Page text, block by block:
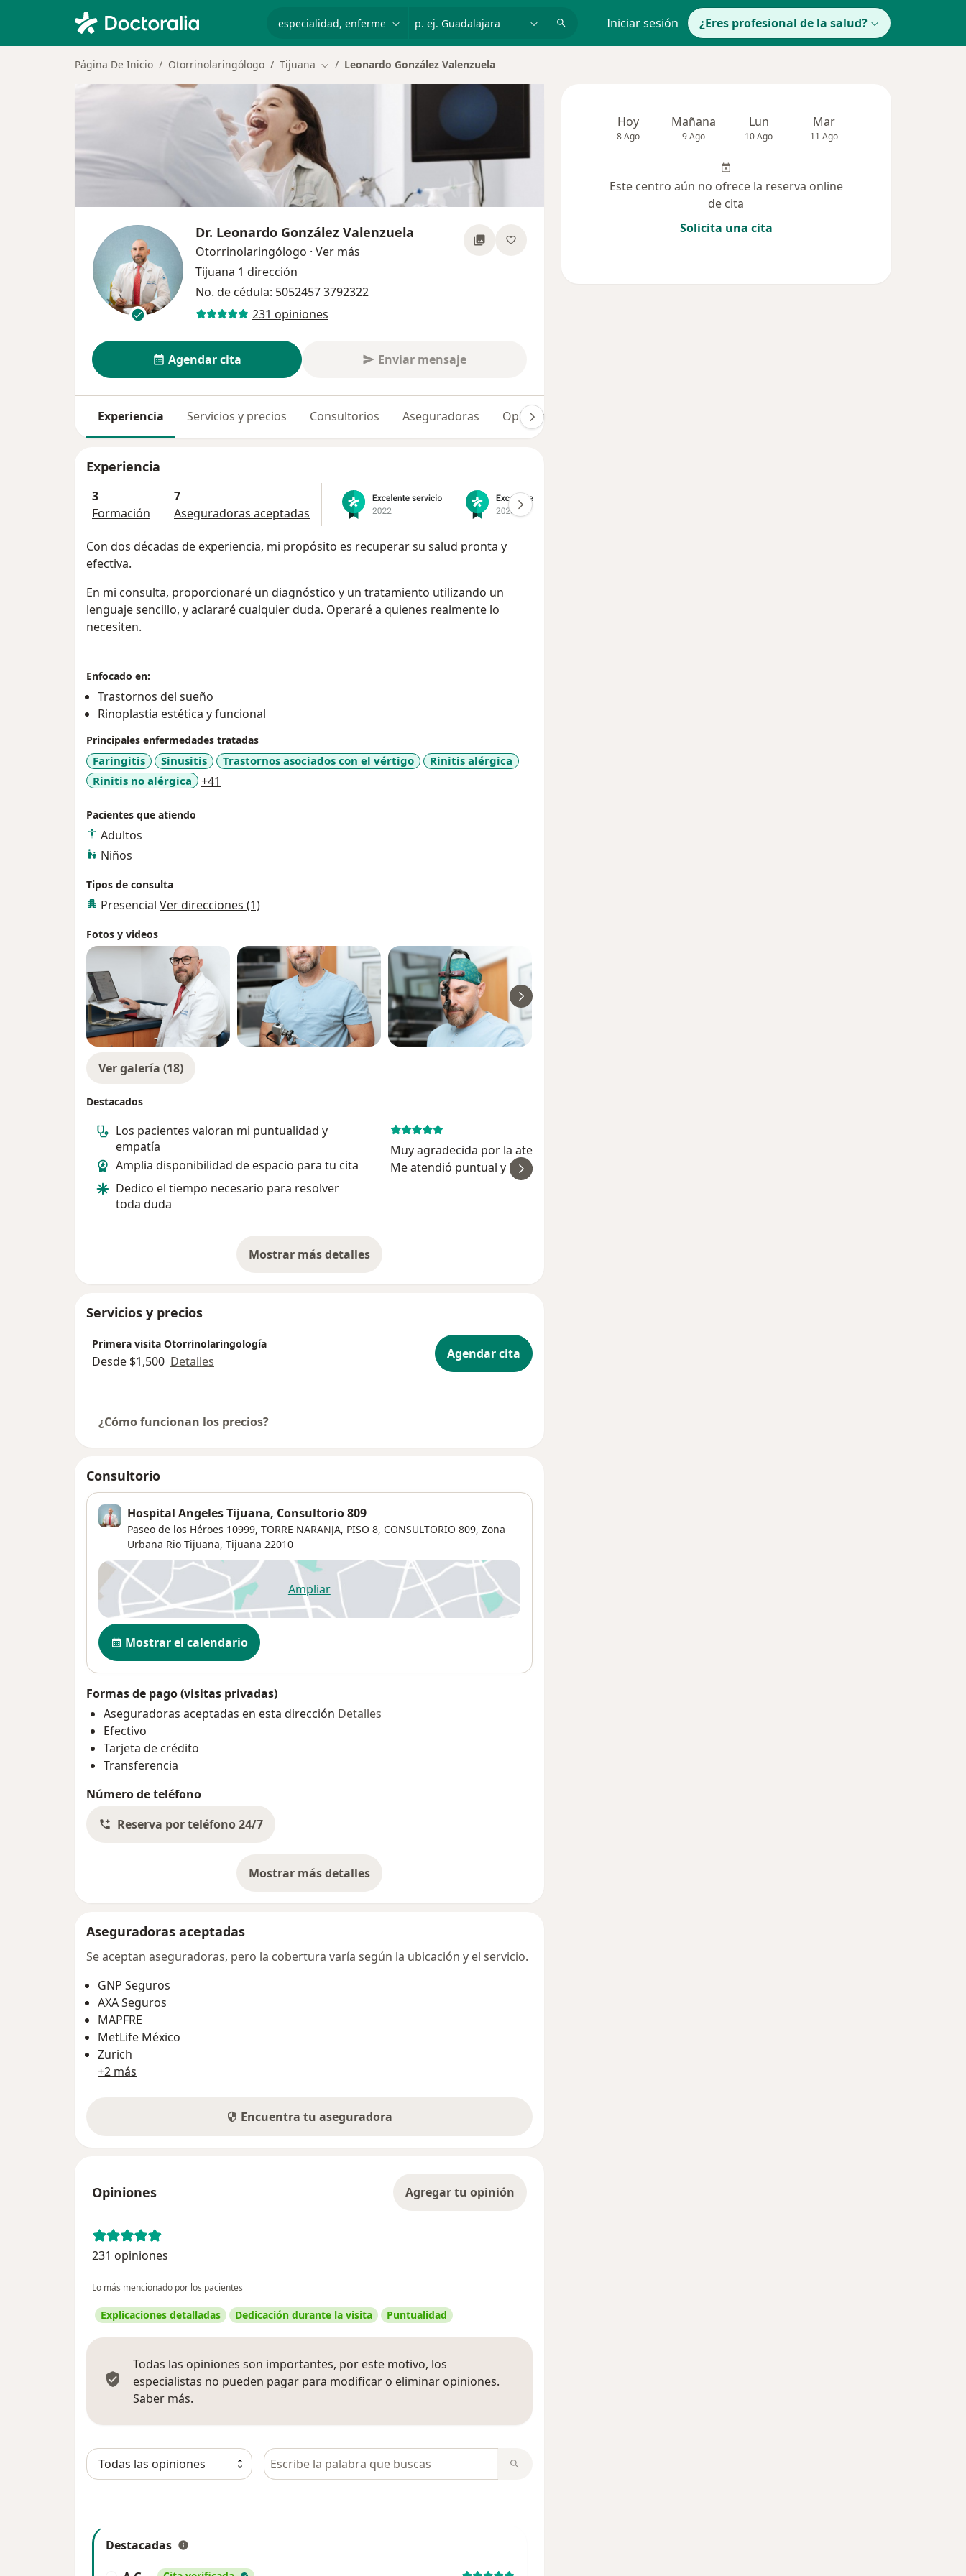
Iniciar sesión ¿Eres profesional de la salud?
Página De Inicio Otorrinolaringólogo Tijuana Cambiar de ciudad
Leonardo González Valenzuela
Dr. Leonardo González Valenzuela
Otorrinolaringólogo · Ver más sobre las especializaciones
Tijuana 1 dirección
No. de cédula: 5052457 3792322
231 opiniones
Agendar cita Enviar mensaje
Experiencia Servicios y precios Consultorios Aseguradoras Opiniones (231)
Experiencia
3
Formación
7
Aseguradoras aceptadas
Con dos décadas de experiencia, mi propósito es recuperar su salud pronta y
efectiva.
En mi consulta, proporcionaré un diagnóstico y un tratamiento utilizando un
lenguaje sencillo, y aclararé cualquier duda. Operaré a quienes realmente lo
necesiten.
Enfocado en:
Trastornos del sueño
Rinoplastia estética y funcional
Principales enfermedades tratadas
Faringitis Sinusitis Trastornos asociados con el vértigo
Rinitis alérgica
Rinitis no alérgica
+41
Pacientes que atiendo
Adultos
Niños
Tipos de consulta
Presencial Ver direcciones (1)
Fotos y videos
Ver galería (18)
Destacados
Los pacientes valoran mi puntualidad y
empatía
Amplia disponibilidad de espacio para tu cita
Dedico el tiempo necesario para resolver
toda duda
Muy agradecida por la atención y mi tratamiento.
Me atendió puntual y logre respirar sin problema
siguiendo el tratamiento que me dio el doctor.
Mostrar más detalles
sobre la experiencia
Servicios y precios
Primera visita Otorrinolaringología
Desde $1,500 Detalles Agendar cita
¿Cómo funcionan los precios?
Consultorio
Hospital Angeles Tijuana, Consultorio 809
Paseo de los Héroes 10999, TORRE NARANJA, PISO 8, CONSULTORIO 809, Zona
Urbana Rio Tijuana, Tijuana 22010
Ampliarse abre en una nueva pestaña
Disponibilidad
Mostrar el calendario
Formas de pago (visitas privadas)
Aseguradoras aceptadas en esta dirección Detalles
Efectivo
Tarjeta de crédito
Transferencia
Número de teléfono
Reserva por teléfono 24/7
Mostrar más detalles
sobre la dirección
Aseguradoras aceptadas
Se aceptan aseguradoras, pero la cobertura varía según la ubicación y el servicio.
GNP Seguros
AXA Seguros
MAPFRE
MetLife México
Zurich
+2 más
Encuentra tu aseguradora
Opiniones Agregar tu opinión
231 opiniones
Lo más mencionado por los pacientes
Explicaciones detalladas Dedicación durante la visita Puntualidad
Todas las opiniones son importantes, por este motivo, los
especialistas no pueden pagar para modificar o eliminar opiniones.
Saber más.
Busca en opiniones
Destacadas
Hoy
8 Ago
Mañana
9 Ago
Lun
10 Ago
Mar
11 Ago
Este centro aún no ofrece la reserva online
de cita
Solicita una cita